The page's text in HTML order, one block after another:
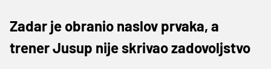
Zadar je obranio naslov prvaka, a
trener Jusup nije skrivao zadovoljstvo